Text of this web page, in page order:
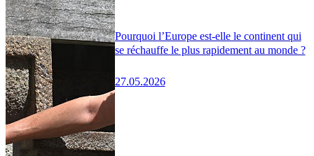
Pourquoi l’Europe est-elle le continent qui
se réchauffe le plus rapidement au monde ?
27.05.2026